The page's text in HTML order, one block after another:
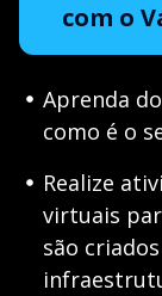
com o
Aprenda
como é o
Realize
virtuais
são